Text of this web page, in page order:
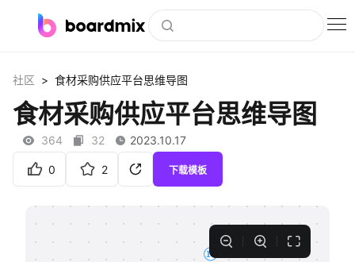
社区资源
下载
私有化部署
社区 > 食材采购供应平台思维导图
食材采购供应平台思维导图
364 32 2023.10.17
0 2 下载模板